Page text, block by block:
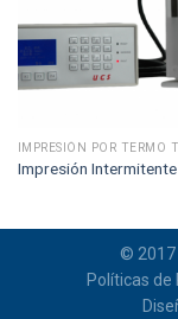
Impresión Intermitente
© 2017
Políticas de